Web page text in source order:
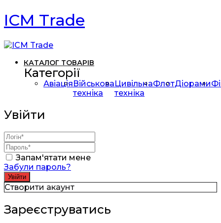
ICM Trade
КАТАЛОГ ТОВАРІВ
Категорії
АвіаціяВійськова
техніка
Цивільна
техніка
ФлотДіорами
Увійти
Запам'ятати мене
Забули пароль?
Створити акаунт
Зареєструватись